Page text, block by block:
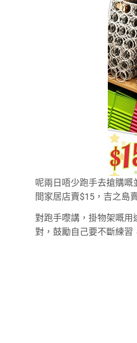
呢兩日唔少跑手去搶購
間家居店賣$15，吉之島
對跑手嚟講，掛物架嘅
對，鼓勵自己要不斷練習